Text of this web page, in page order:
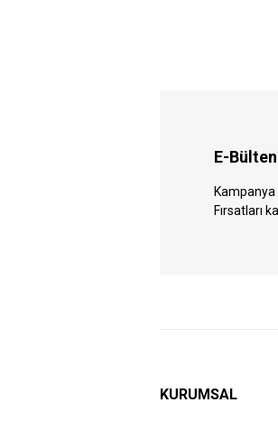
E-Bülten
Kampanya
Fırsatları
KURUMSAL